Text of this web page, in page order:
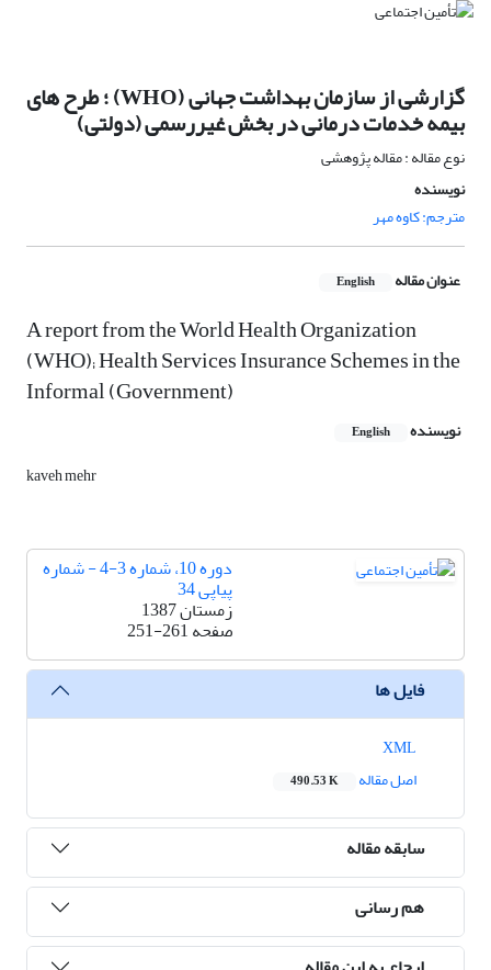
گزارشی از سازمان بهداشت جهانی (WHO) ؛ طرح های
بیمه خدمات درمانی در بخش غیررسمی (دولتی)
نوع مقاله : مقاله پژوهشی
نویسنده
مترجم: کاوه مهر
عنوان مقاله English
A report from the World Health Organization
(WHO); Health Services Insurance Schemes in the
Informal (Government)
نویسنده English
kaveh mehr
دوره 10، شماره 3-4 - شماره
پیاپی 34
زمستان 1387
صفحه251-261
فایل ها
اصل مقاله
490.53 K
سابقه مقاله
هم رسانی